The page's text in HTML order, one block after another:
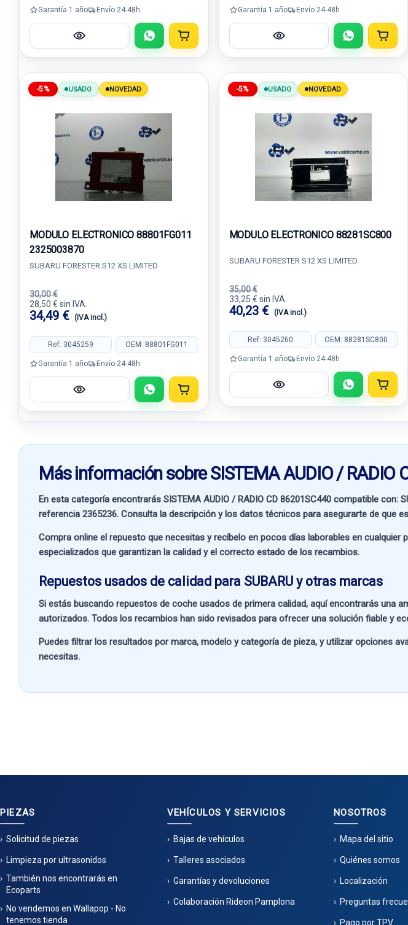
Garantía 1 año Envío 24-48h Garantía 1 año Envío 24-48h
-5% USADO NOVEDAD
MODULO ELECTRONICO 88801FG011
2325003870
SUBARU FORESTER S12 XS LIMITED
30,00 €
28,50 € sin IVA.
34,49 € (IVA incl.)
Ref: 3045259 OEM: 88801FG011
Garantía 1 año Envío 24-48h
-5% USADO NOVEDAD
MODULO ELECTRONICO 88281SC800
SUBARU FORESTER S12 XS LIMITED
35,00 €
33,25 € sin IVA.
40,23 € (IVA incl.)
Ref: 3045260 OEM: 88281SC800
Garantía 1 año Envío 24-48h
Más información sobre SISTEMA AUDIO / RADIO
En esta categoría encontrarás SISTEMA AUDIO / RADIO CD 86201SC440 compatible con:
referencia 2365236. Consulta la descripción y los datos técnicos para asegurarte de que
Compra online el repuesto que necesitas y recíbelo en pocos días laborables en cualquier
especializados que garantizan la calidad y el correcto estado de los recambios.
Repuestos usados de calidad para SUBARU y otras marcas
Si estás buscando repuestos de coche usados de primera calidad, aquí encontrarás una
autorizados. Todos los recambios han sido revisados para ofrecer una solución fiable y
Puedes filtrar los resultados pormarca, modelo y categoría de pieza, y utilizar opciones
necesitas.
PIEZAS
Solicitud de piezas
Limpieza por ultrasonidos
También nos encontrarás en
Ecoparts
No vendemos en Wallapop - No
tenemos tienda
VEHÍCULOS Y SERVICIOS
Bajas de vehículos
Talleres asociados
Garantías y devoluciones
Colaboración Rideon Pamplona
NOSOTROS
Mapa del sitio
Quiénes somos
Localización
Preguntas
Pago por TPV